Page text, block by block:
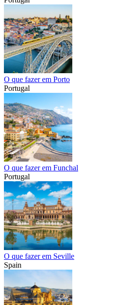
O que fazer em Porto
Portugal
O que fazer em Funchal
Portugal
O que fazer em Seville
Spain